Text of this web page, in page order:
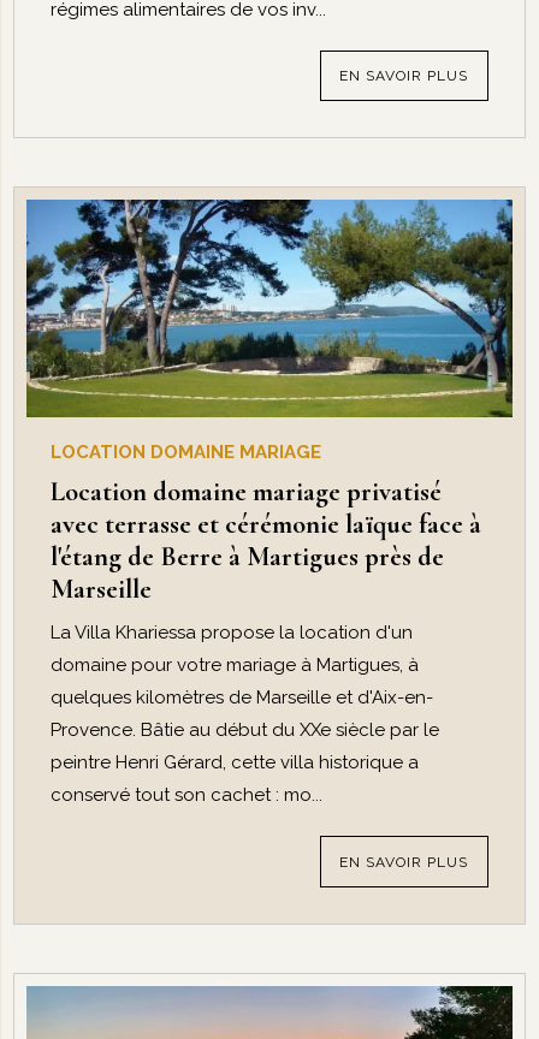
régimes alimentaires de vos inv...
EN SAVOIR PLUS
LOCATION DOMAINE MARIAGE
Location domaine mariage privatisé
avec terrasse et cérémonie laïque face à
l'étang de Berre à Martigues près de
Marseille
La Villa Khariessa propose la location d'un
domaine pour votre mariage à Martigues, à
quelques kilomètres de Marseille et d'Aix-en-
Provence. Bâtie au début du XXe siècle par le
peintre Henri Gérard, cette villa historique a
conservé tout son cachet : mo...
EN SAVOIR PLUS